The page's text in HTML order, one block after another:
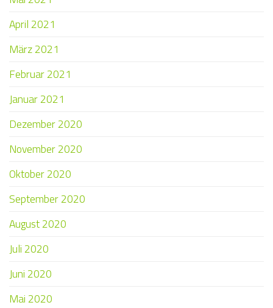
April 2021
März 2021
Februar 2021
Januar 2021
Dezember 2020
November 2020
Oktober 2020
September 2020
August 2020
Juli 2020
Juni 2020
Mai 2020